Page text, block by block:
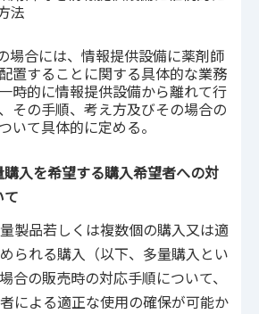
法
場合には、情報提供設備に薬剤師
置することに関する具体的な業務
時的に情報提供設備から離れて行
その手順、考え方及びその場合の
いて具体的に定める。
入を希望する購入希望者への対
製品若しくは複数個の購入又は適
られる購入（以下、多量購入とい
合の販売時の対応手順について、
による適正な使用の確保が可能か